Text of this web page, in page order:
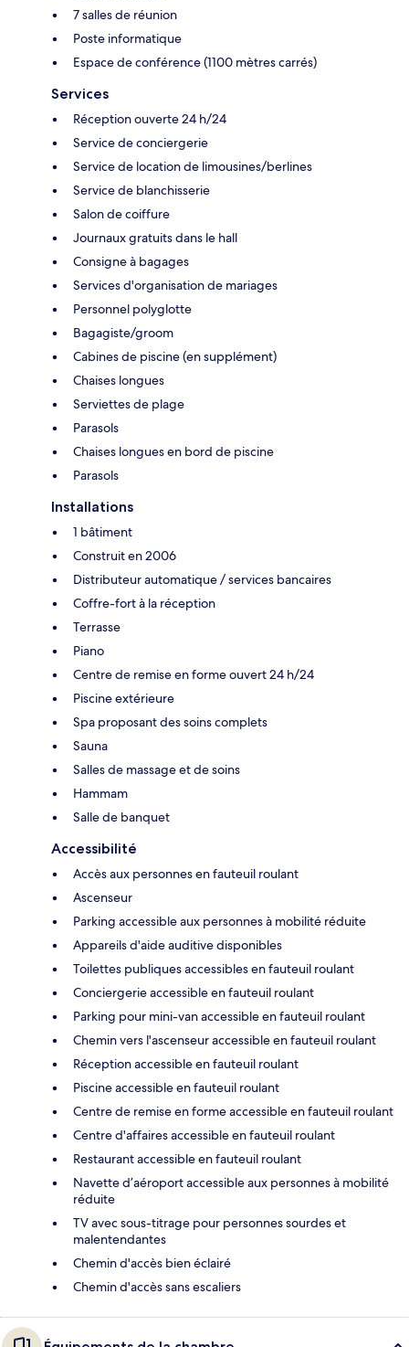
7 salles de réunion
Poste informatique
Espace de conférence (1100 mètres carrés)
Services
Réception ouverte 24 h/24
Service de conciergerie
Service de location de limousines/berlines
Service de blanchisserie
Salon de coiffure
Journaux gratuits dans le hall
Consigne à bagages
Services d'organisation de mariages
Personnel polyglotte
Bagagiste/groom
Cabines de piscine (en supplément)
Chaises longues
Serviettes de plage
Parasols
Chaises longues en bord de piscine
Parasols
Installations
1 bâtiment
Construit en 2006
Distributeur automatique / services bancaires
Coffre-fort à la réception
Terrasse
Piano
Centre de remise en forme ouvert 24 h/24
Piscine extérieure
Spa proposant des soins complets
Sauna
Salles de massage et de soins
Hammam
Salle de banquet
Accessibilité
Accès aux personnes en fauteuil roulant
Ascenseur
Parking accessible aux personnes à mobilité réduite
Appareils d'aide auditive disponibles
Toilettes publiques accessibles en fauteuil roulant
Conciergerie accessible en fauteuil roulant
Parking pour mini-van accessible en fauteuil roulant
Chemin vers l'ascenseur accessible en fauteuil roulant
Réception accessible en fauteuil roulant
Piscine accessible en fauteuil roulant
Centre de remise en forme accessible en fauteuil roulant
Centre d'affaires accessible en fauteuil roulant
Restaurant accessible en fauteuil roulant
Navette d’aéroport accessible aux personnes à mobilité
réduite
TV avec sous-titrage pour personnes sourdes et
malentendantes
Chemin d'accès bien éclairé
Chemin d'accès sans escaliers